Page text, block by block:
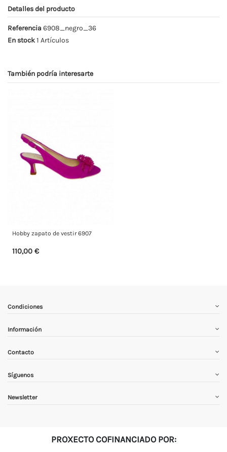
Detalles del producto
Referencia 6908_negro_36
En stock1 Artículos
También podría interesarte
Hobby zapato de vestir 6907
110,00 €
Condiciones
Información
Contacto
Síguenos
Newsletter
PROXECTO COFINANCIADO POR: